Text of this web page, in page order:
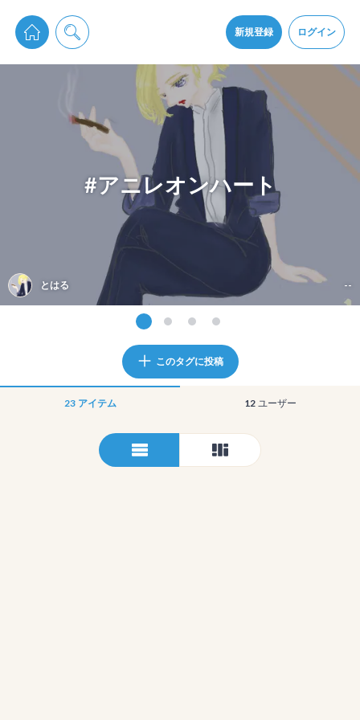
新規登録 ログイン
pixiv Sketchは2024年5月28日付で プライパシーポリシーを改定しました。
通知を受け取るにはここをクリックします
pixiv Sketchアプリでさらに快適に！
アプリをインストール
#アニレオンハート
とはる --
このタグに投稿
23 アイテム 12 ユーザー